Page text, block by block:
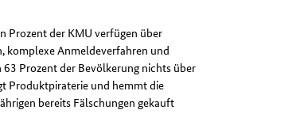
Prozent der KMU verfügen über
komplexe Anmeldeverfahren und
Prozent der Bevölkerung nichts über
Produktpiraterie und hemmt die
bereits Fälschungen gekauft